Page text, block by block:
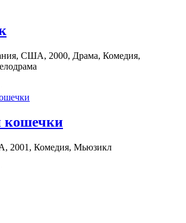
США, 2000, Драма, Комедия,
кошечки
2001, Комедия, Мьюзикл